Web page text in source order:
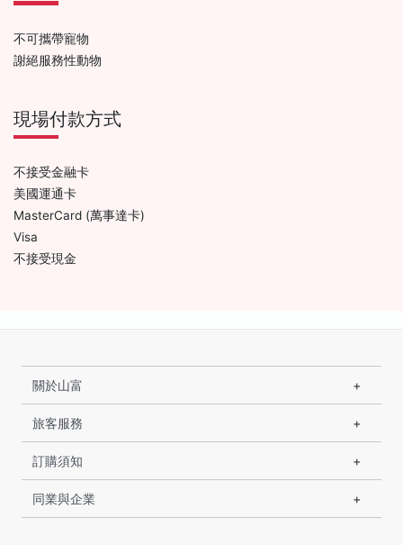
不可攜帶寵物
謝絕服務性動物
現場付款方式
不接受金融卡
美國運通卡
MasterCard (萬事達卡)
Visa
不接受現金
關於山富
旅客服務
訂購須知
同業與企業